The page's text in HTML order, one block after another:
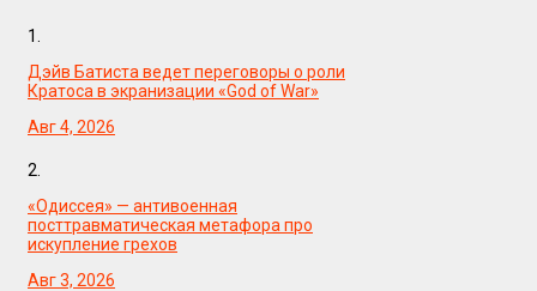
1.
Дэйв Батиста ведет переговоры о роли
Кратоса в экранизации «God of War»
Авг 4, 2026
2.
«Одиссея» — антивоенная
посттравматическая метафора про
искупление грехов
Авг 3, 2026